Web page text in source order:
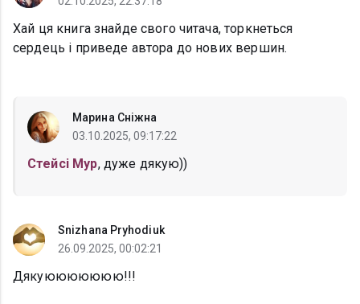
Хай ця книга знайде свого читача, торкнеться
сердець і приведе автора до нових вершин.
Марина Сніжна
03.10.2025, 09:17:22
Стейсі Мур, дуже дякую))
Snizhana Pryhodiuk
26.09.2025, 00:02:21
Дякуююююююю!!!